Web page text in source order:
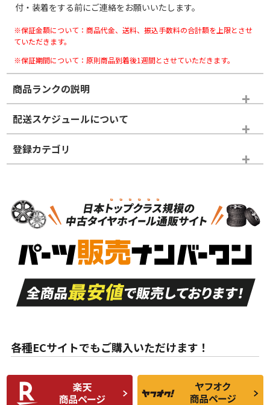
付・装着をする前にご連絡をお願いいたします。
※保証金額について：商品代金、送料、振込手数料の合計額を上限とさせ
ていただきます。
※保証期間について：原則商品到着後1週間とさせていただきます。
商品ランクの説明
※商品ランクは出品者の主観により判断しておりますので、あら
かじめご了承ください。
ホイールランク
S
品）
S
新車外し品（新古
付き
A
走行距離も少なく、
目立つ傷もほとんど
ない中古品
A
走行距離も少なく、
非常に状態の良い中
古品
な中古品
んどない中古品
C
比較的きれいな中古
品
C
られるが、使用に問
題のない中古品
配送スケジュールについて
登録カテゴリ
スタッドレスタイヤホイールセット
各種ECサイトでもご購入いただけます！